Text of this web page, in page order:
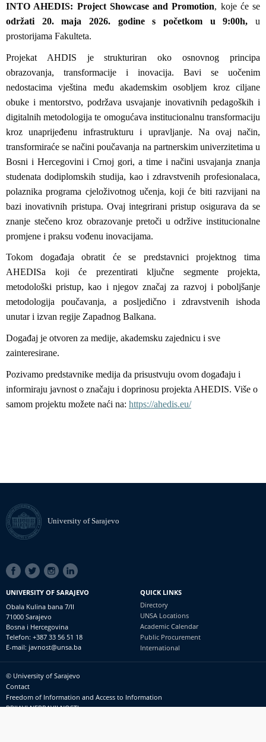
INTO AHEDIS: Project Showcase and Promotion, koje će se
održati 20. maja 2026. godine s početkom u 9:00h, u
prostorijama Fakulteta.
Projekat AHDIS je strukturiran oko osnovnog principa
obrazovanja, transformacije i inovacija. Bavi se uočenim
nedostacima vještina među akademskim osobljem kroz ciljane
obuke i mentorstvo, podržava usvajanje inovativnih pedagoških i
digitalnih metodologija te omogućava institucionalnu transformaciju
kroz unaprijeđenu infrastrukturu i upravljanje. Na ovaj način,
transformiraće se načini poučavanja na partnerskim univerzitetima u
Bosni i Hercegovini i Crnoj gori, a time i načini usvajanja znanja
studenata dodiplomskih studija, kao i zdravstvenih profesionalaca,
polaznika programa cjeloživotnog učenja, koji će biti razvijani na
bazi inovativnih pristupa. Ovaj integrirani pristup osigurava da se
znanje stečeno kroz obrazovanje pretoči u održive institucionalne
promjene i praksu vođenu inovacijama.
Tokom događaja obratit će se predstavnici projektnog tima
AHEDISa koji će prezentirati ključne segmente projekta,
metodološki pristup, kao i njegov značaj za razvoj i poboljšanje
metodologija poučavanja, a posljedično i zdravstvenih ishoda
unutar i izvan regije Zapadnog Balkana.
Događaj je otvoren za medije, akademsku zajednicu i sve
zainteresirane.
Pozivamo predstavnike medija da prisustvuju ovom događaju i
informiraju javnost o značaju i doprinosu projekta AHEDIS. Više o
samom projektu možete naći na: https://ahedis.eu/
University of Sarajevo
SOCIAL
LINKS
UNIVERSITY OF SARAJEVO
Obala Kulina bana 7/II
71000 Sarajevo
Bosna i Hercegovina
Telefon: +387 33 56 51 18
E-mail: javnost@unsa.ba
QUICK LINKS
Directory
UNSA Locations
Academic Calendar
Public Procurement
International
Footer
meni
© University of Sarajevo
Contact
Freedom of Information and Access to Information
PRIJAVI NEPRAVILNOSTI